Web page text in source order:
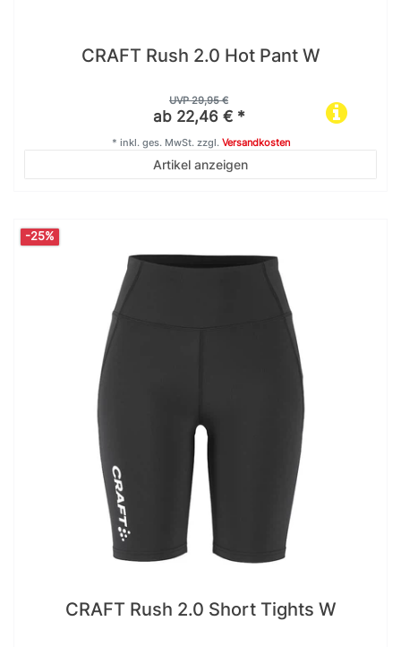
CRAFT Rush 2.0 Hot Pant W
UVP 29,95 €
ab 22,46 € *
Artikel anzeigen
* inkl. ges. MwSt.zzgl. Versandkosten
-25%
CRAFT Rush 2.0 Short Tights W